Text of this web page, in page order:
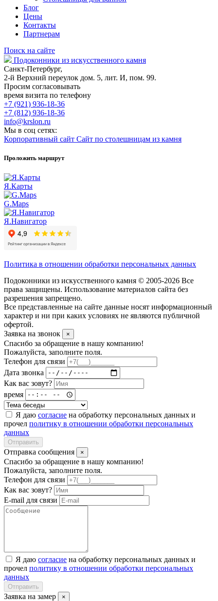
Блог
Цены
Контакты
Партнерам
Поиск на сайте
Подоконники из искусственного камня
Санкт-Петербург,
2-й Верхний переулок дом. 5, лит. И, пом. 99.
Просим согласовывать
время визита по телефону
+7 (921) 936-18-36
+7 (812) 936-18-36
info@krslon.ru
Мы в соц сетях:
Корпоративный сайт Сайт по столешницам из камня
Проложить маршрут
Я.Карты
G.Maps
Я.Навигатор
Политика в отношении обработки персональных данных
Подоконники из искусственного камня © 2005-2026 Все
права защищены. Использование материалов сайта без
разрешения запрещено.
Все представленные на сайте данные носят информационный
характер и ни при каких условиях не являются публичной
офертой.
Заявка на звонок
×
Спасибо за обращение в нашу компанию!
Пожалуйста, заполните поля.
Телефон для связи
Дата звонка
Как вас зовут?
время
Я даю согласие на обработку персональных данных и
прочел политику в отношении обработки персональных
данных
Отправить
Отправка сообщения ×
Спасибо за обращение в нашу компанию!
Пожалуйста, заполните поля.
Телефон для связи
Как вас зовут?
E-mail для связи
Я даю согласие на обработку персональных данных и
прочел политику в отношении обработки персональных
данных
Отправить
Заявка на замер ×